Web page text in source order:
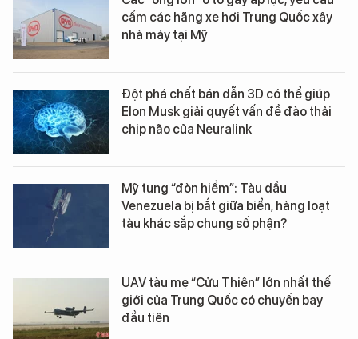
cấm các hãng xe hơi Trung Quốc xây
nhà máy tại Mỹ
Đột phá chất bán dẫn 3D có thể giúp
Elon Musk giải quyết vấn đề đào thải
chip não của Neuralink
Mỹ tung “đòn hiểm”: Tàu dầu
Venezuela bị bắt giữa biển, hàng loạt
tàu khác sắp chung số phận?
UAV tàu mẹ “Cửu Thiên” lớn nhất thế
giới của Trung Quốc có chuyến bay
đầu tiên